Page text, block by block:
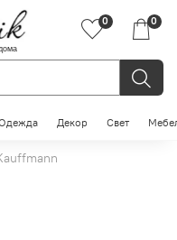
0 0
Декор Свет